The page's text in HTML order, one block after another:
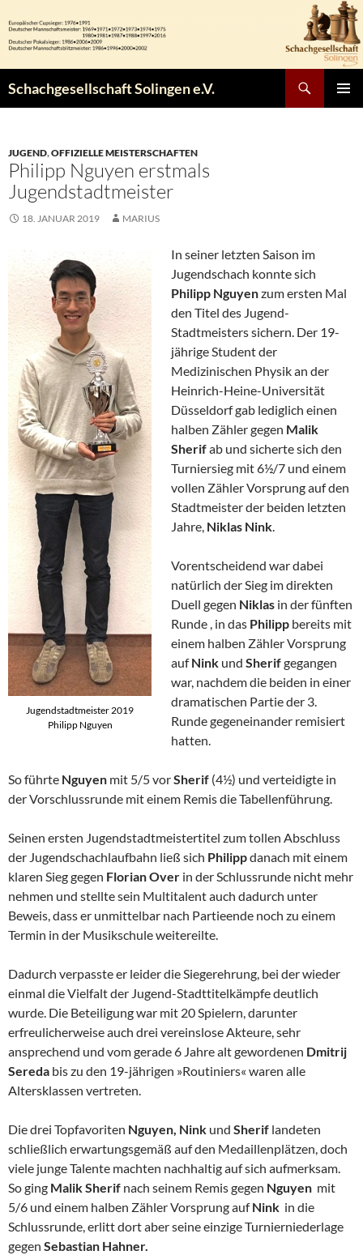
Inhalt
springen
Schachgesellschaft Solingen e.V.
JUGEND,OFFIZIELLE MEISTERSCHAFTEN
Philipp Nguyen erstmals
Jugendstadtmeister
18. JANUAR 2019 MARIUS
Jugendstadtmeister 2019
Philipp Nguyen
In seiner letzten Saison im
Jugendschach konnte sich
Philipp Nguyenzum ersten Mal
den Titel des Jugend-
Stadtmeisters sichern. Der 19-
jährige Student der
Medizinischen Physik an der
Heinrich-Heine-Universität
Düsseldorf gab lediglich einen
halben Zähler gegen Malik
Sherifab und sicherte sich den
Turniersieg mit 6½/7 und einem
vollen Zähler Vorsprung auf den
Stadtmeister der beiden letzten
Jahre, Niklas Nink.
Vorentscheidend war dabei
natürlich der Sieg im direkten
Duell gegen Niklas in der fünften
Runde , in das Philipp bereits mit
einem halben Zähler Vorsprung
aufNink und Sherifgegangen
war, nachdem die beiden in einer
dramatischen Partie der 3.
Runde gegeneinander remisiert
hatten.
So führte Nguyen mit 5/5 vorSherif (4½) und verteidigte in
der Vorschlussrunde mit einem Remis die Tabellenführung.
Seinen ersten Jugendstadtmeistertitel zum tollen Abschluss
der Jugendschachlaufbahn ließ sich Philippdanach mit einem
klaren Sieg gegen Florian Over in der Schlussrunde nicht mehr
nehmen und stellte sein Multitalent auch dadurch unter
Beweis, dass er unmittelbar nach Partieende noch zu einem
Termin in der Musikschule weitereilte.
Dadurch verpasste er leider die Siegerehrung, bei der wieder
einmal die Vielfalt der Jugend-Stadttitelkämpfe deutlich
wurde. Die Beteiligung war mit 20 Spielern, darunter
erfreulicherweise auch drei vereinslose Akteure, sehr
ansprechend und vom gerade 6 Jahre alt gewordenen Dmitrij
Sereda bis zu den 19-jährigen »Routiniers« waren alle
Altersklassen vertreten.
Die drei Topfavoriten Nguyen, Nink und Sherif landeten
schließlich erwartungsgemäß auf den Medaillenplätzen, doch
viele junge Talente machten nachhaltig auf sich aufmerksam.
So ging Malik Sherif nach seinem Remis gegen Nguyen mit
5/6 und einem halben Zähler Vorsprung aufNink in die
Schlussrunde, erlitt dort aber seine einzige Turnierniederlage
gegen Sebastian Hahner.